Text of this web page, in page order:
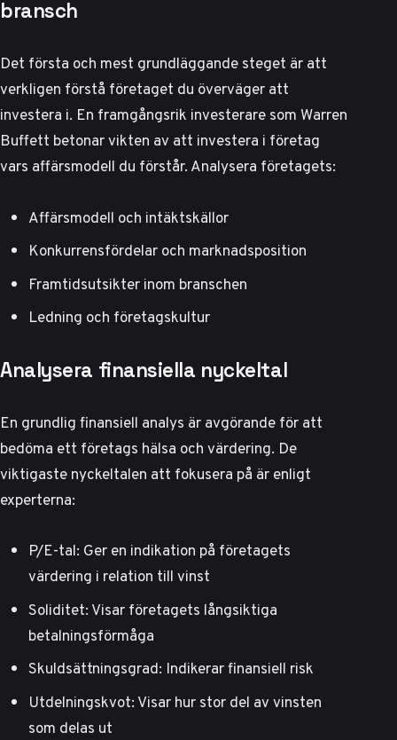
bransch
Det första och mest grundläggande steget är att
verkligen förstå företaget du överväger att
investera i. En framgångsrik investerare som Warren
Buffett betonar vikten av att investera i företag
vars affärsmodell du förstår. Analysera företagets:
Affärsmodell och intäktskällor
Konkurrensfördelar och marknadsposition
Framtidsutsikter inom branschen
Ledning och företagskultur
Analysera finansiella nyckeltal
En grundlig finansiell analys är avgörande för att
bedöma ett företags hälsa och värdering. De
viktigaste nyckeltalen att fokusera på är enligt
experterna:
P/E-tal: Ger en indikation på företagets
värdering i relation till vinst
Soliditet: Visar företagets långsiktiga
betalningsförmåga
Skuldsättningsgrad: Indikerar finansiell risk
Utdelningskvot: Visar hur stor del av vinsten
som delas ut